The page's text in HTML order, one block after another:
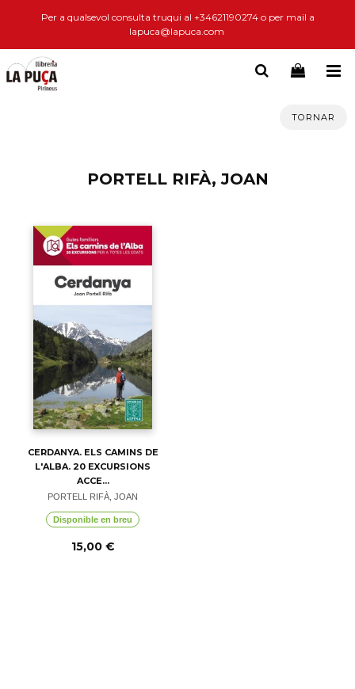
Per a qualsevol consulta truqui al +34621190274 o per mail a
lapuca@lapuca.com
TORNAR
PORTELL RIFÀ, JOAN
CERDANYA. ELS CAMINS DE
L'ALBA. 20 EXCURSIONS
ACCE...
PORTELL RIFÀ, JOAN
Disponible en breu
15,00 €